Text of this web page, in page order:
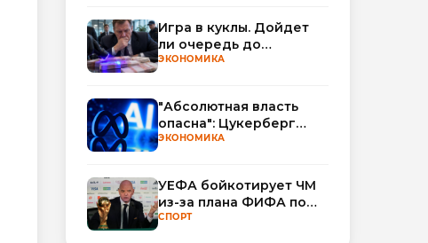
Игра в куклы. Дойдет
ли очередь до
Миллера?
ЭКОНОМИКА
"Абсолютная власть
опасна": Цукерберг
резко критикует OpenAI
ЭКОНОМИКА
УЕФА бойкотирует ЧМ
из-за плана ФИФА по
привлечению частных
СПОРТ